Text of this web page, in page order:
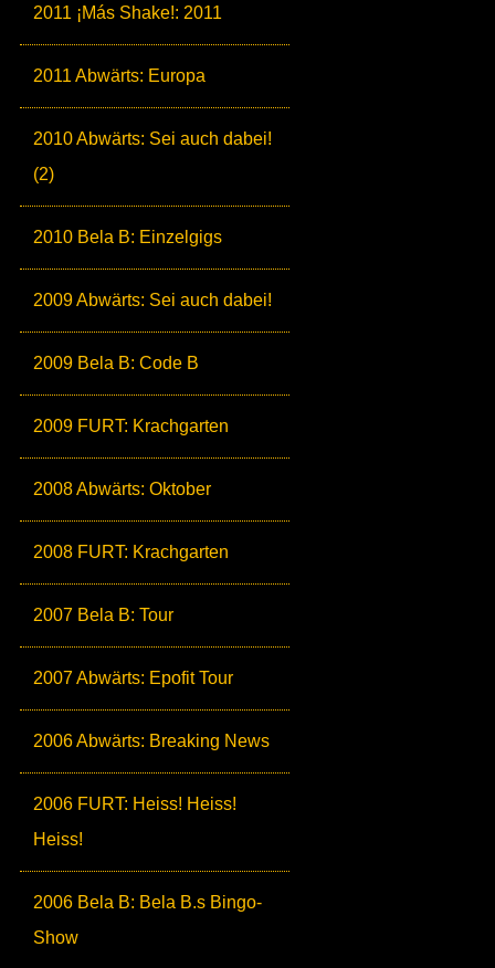
2011 ¡Más Shake!: 2011
2011 Abwärts: Europa
2010 Abwärts: Sei auch dabei!
(2)
2010 Bela B: Einzelgigs
2009 Abwärts: Sei auch dabei!
2009 Bela B: Code B
2009 FURT: Krachgarten
2008 Abwärts: Oktober
2008 FURT: Krachgarten
2007 Bela B: Tour
2007 Abwärts: Epofit Tour
2006 Abwärts: Breaking News
2006 FURT: Heiss! Heiss!
Heiss!
2006 Bela B: Bela B.s Bingo-
Show